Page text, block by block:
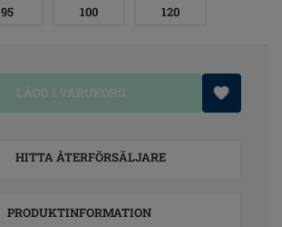
95 100 120
LÄGG I VARUKORG
HITTA ÅTERFÖRSÄLJARE
PRODUKTINFORMATION